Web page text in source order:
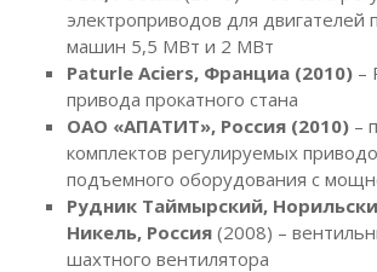
электроприводов для
машин 5,5 МВт и 2 МВт
Paturle Aciers, Франциа (2010) –
привода прокатного стана
ОАО «АПАТИТ», Россия (2010) –
комплектов регулируемых
подъемного оборудования с
Рудник Таймырский,
Никель, Россия (2008) –
шахтного вентилятора